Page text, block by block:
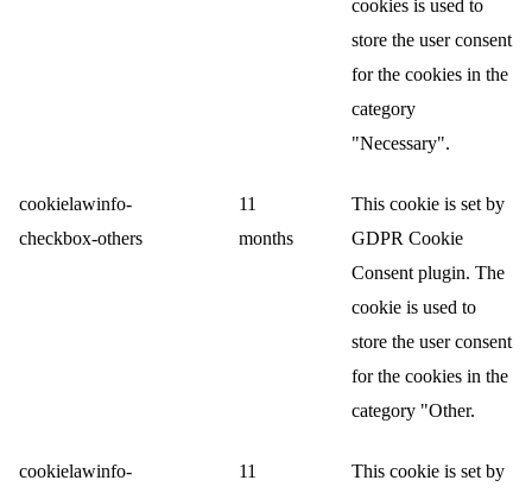
cookies is used to
store the user consent
for the cookies in the
category
"Necessary".
cookielawinfo-
checkbox-others
11
months
This cookie is set by
GDPR Cookie
Consent plugin. The
cookie is used to
store the user consent
for the cookies in the
category "Other.
cookielawinfo-
11
This cookie is set by